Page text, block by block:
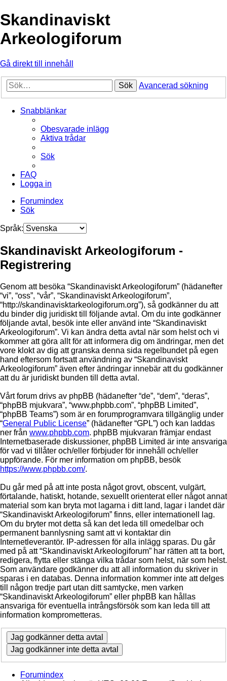
Skandinaviskt
Arkeologiforum
Gå direkt till innehåll
Sök Avancerad sökning
Snabblänkar
Obesvarade inlägg
Aktiva trådar
Sök
FAQ
Logga in
Forumindex
Sök
Språk:
Skandinaviskt Arkeologiforum -
Registrering
Genom att besöka “Skandinaviskt Arkeologiforum” (hädanefter
“vi”, “oss”, “vår”, “Skandinaviskt Arkeologiforum”,
“http://skandinavisktarkeologiforum.org”), så godkänner du att
du binder dig juridiskt till följande avtal. Om du inte godkänner
följande avtal, besök inte eller använd inte “Skandinaviskt
Arkeologiforum”. Vi kan ändra detta avtal när som helst och vi
kommer att göra allt för att informera dig om ändringar, men det
vore klokt av dig att granska denna sida regelbundet på egen
hand eftersom fortsatt användning av “Skandinaviskt
Arkeologiforum” även efter ändringar innebär att du godkänner
att du är juridiskt bunden till detta avtal.
Vårt forum drivs av phpBB (hädanefter “de”, “dem”, “deras”,
“phpBB mjukvara”, “www.phpbb.com”, “phpBB Limited”,
“phpBB Teams”) som är en forumprogramvara tillgänglig under
“General Public License” (hädanefter “GPL”) och kan laddas
ner från www.phpbb.com. phpBB mjukvaran främjar endast
Internetbaserade diskussioner, phpBB Limited är inte ansvariga
för vad vi tillåter och/eller förbjuder för innehåll och/eller
uppförande. För mer information om phpBB, besök
https://www.phpbb.com/.
Du går med på att inte posta något grovt, obscent, vulgärt,
förtalande, hatiskt, hotande, sexuellt orienterat eller något annat
material som kan bryta mot lagarna i ditt land, lagar i landet där
“Skandinaviskt Arkeologiforum” finns, eller internationell lag.
Om du bryter mot detta så kan det leda till omedelbar och
permanent bannlysning samt att vi kontaktar din
Internetleverantör. IP-adressen för alla inlägg sparas. Du går
med på att “Skandinaviskt Arkeologiforum” har rätten att ta bort,
redigera, flytta eller stänga vilka trådar som helst, när som helst.
Som användare godkänner du att all information du skriver in
sparas i en databas. Denna information kommer inte att delges
till någon tredje part utan ditt samtycke, men varken
“Skandinaviskt Arkeologiforum” eller phpBB kan hållas
ansvariga för eventuella intrångsförsök som kan leda till att
information komprometteras.
Forumindex